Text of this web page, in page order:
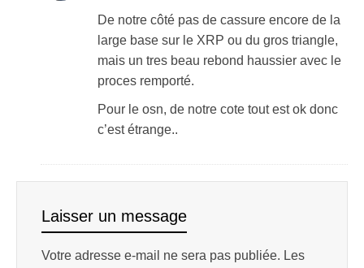
De notre côté pas de cassure encore de la
large base sur le XRP ou du gros triangle,
mais un tres beau rebond haussier avec le
proces remporté.
Pour le osn, de notre cote tout est ok donc
c’est étrange..
Laisser un message
Votre adresse e-mail ne sera pas publiée. Les